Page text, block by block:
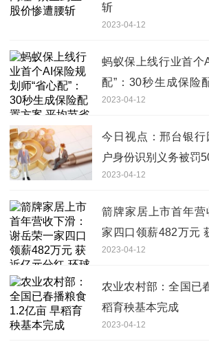
斩
2023-04-12
蚂蚁保上线行业首个
配”：30秒生成保险
30%预算
2023-04-12
今日视点：邢台银
户身份识别义务被罚
2023-04-12
箭牌家居上市首年
家四口领薪482万元
热门
2023-04-12
农业农村部：全国已
稻育秧基本完成
2023-04-12